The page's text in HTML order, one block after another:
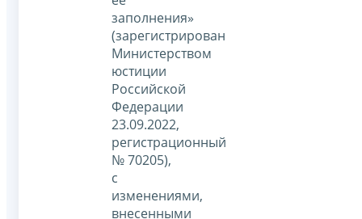
заполнения»
(зарегистрирован
Министерством
юстиции
Российской
Федерации
23.09.2022,
регистрационный
№ 70205),
с
изменениями,
внесенными